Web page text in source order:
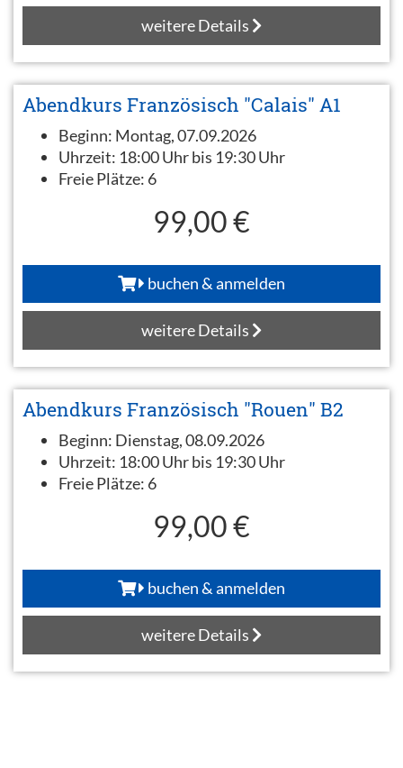
weitere Details
Abendkurs Französisch "Calais" A1
Beginn: Montag, 07.09.2026
Uhrzeit: 18:00 Uhr bis 19:30 Uhr
Freie Plätze: 6
99,00 €
buchen & anmelden
weitere Details
Abendkurs Französisch "Rouen" B2
Beginn: Dienstag, 08.09.2026
Uhrzeit: 18:00 Uhr bis 19:30 Uhr
Freie Plätze: 6
99,00 €
buchen & anmelden
weitere Details